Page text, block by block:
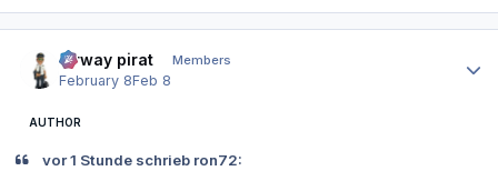
airway pirat Members
February 8Feb 8
AUTHOR
vor 1 Stunde schrieb ron72: